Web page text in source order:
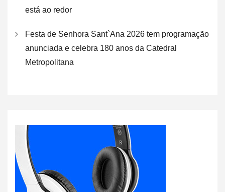
está ao redor
Festa de Senhora Sant`Ana 2026 tem programação
anunciada e celebra 180 anos da Catedral
Metropolitana